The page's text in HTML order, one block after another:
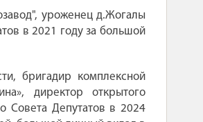
уроженец д.Жогалы
в 2021 году за большой
бригадир комплексной
директор открытого
Совета Депутатов в 2024